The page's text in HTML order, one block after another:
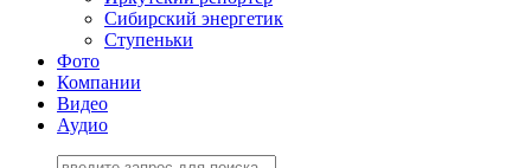
Сибирский энергетик
Ступеньки
Фото
Компании
Видео
Аудио